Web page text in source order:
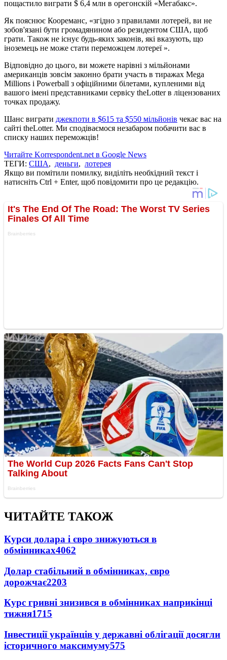
пощастило виграти $ 6,4 млн в орегонскій «Мегабакс».
Як пояснює Коореманс, «згідно з правилами лотерей, ви не
зобов'язані бути громадянином або резидентом США, щоб
грати. Також не існує будь-яких законів, які вказують, що
іноземець не може стати переможцем лотереї ».
Відповідно до цього, ви можете нарівні з мільйонами
американців зовсім законно брати участь в тиражах Mega
Millions і Powerball з офіційними білетами, купленими від
вашого імені представниками сервісу theLotter в ліцензованих
точках продажу.
Шанс виграти джекпоти в $615 та $550 мільйонів чекає вас на
сайті theLotter. Ми сподіваємося незабаром побачити вас в
списку наших переможців!
Читайте Korrespondent.net в Google News
ТЕГИ: США, деньги, лотерея
Якщо ви помітили помилку, виділіть необхідний текст і
натисніть Ctrl + Enter, щоб повідомити про це редакцію.
ЧИТАЙТЕ ТАКОЖ
Курси долара і євро знижуються в
обмінниках4062
Долар стабільний в обмінниках, євро
дорожчає2203
Курс гривні знизився в обмінниках наприкінці
тижня1715
Інвестиції українців у державні облігації досягли
історичного максимуму575